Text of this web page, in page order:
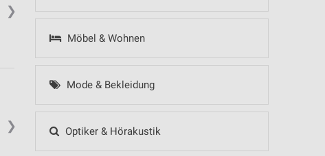
Möbel & Wohnen
Mode & Bekleidung
Optiker & Hörakustik
❯
❯